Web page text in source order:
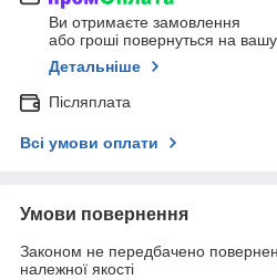
Ви отримаєте замовлення
або гроші повернуться на вашу
Детальніше
Післяплата
Всі умови оплати
Умови повернення
Законом не передбачено
належної якості